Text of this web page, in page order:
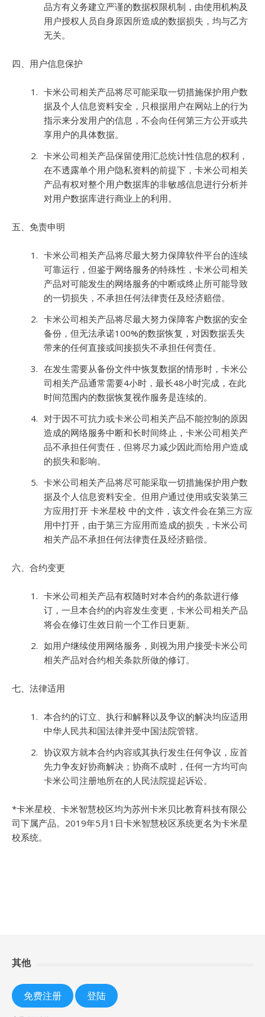
品方有义务建立严谨的数据权限机制，由使用机构及
用户授权人员自身原因所造成的数据损失，均与乙方
无关。
四、用户信息保护
卡米公司相关产品将尽可能采取一切措施保护用户数
据及个人信息资料安全，只根据用户在网站上的行为
指示来分发用户的信息，不会向任何第三方公开或共
享用户的具体数据。
卡米公司相关产品保留使用汇总统计性信息的权利，
在不透露单个用户隐私资料的前提下，卡米公司相关
产品有权对整个用户数据库的非敏感信息进行分析并
对用户数据库进行商业上的利用。
五、免责申明
卡米公司相关产品将尽最大努力保障软件平台的连续
可靠运行，但鉴于网络服务的特殊性，卡米公司相关
产品对可能发生的网络服务的中断或终止所可能导致
的一切损失，不承担任何法律责任及经济赔偿。
卡米公司相关产品将尽最大努力保障客户数据的安全
备份，但无法承诺100%的数据恢复，对因数据丢失
带来的任何直接或间接损失不承担任何责任。
在发生需要从备份文件中恢复数据的情形时，卡米公
司相关产品通常需要4小时，最长48小时完成，在此
时间范围内的数据恢复视作服务是连续的。
对于因不可抗力或卡米公司相关产品不能控制的原因
造成的网络服务中断和长时间终止，卡米公司相关产
品不承担任何责任，但将尽力减少因此而给用户造成
的损失和影响。
卡米公司相关产品将尽可能采取一切措施保护用户数
据及个人信息资料安全。但用户通过使用或安装第三
方应用打开 卡米星校 中的文件，该文件会在第三方应
用中打开，由于第三方应用而造成的损失，卡米公司
相关产品不承担任何法律责任及经济赔偿。
六、合约变更
卡米公司相关产品有权随时对本合约的条款进行修
订，一旦本合约的内容发生变更，卡米公司相关产品
将会在修订生效日前一个工作日更新。
如用户继续使用网络服务，则视为用户接受卡米公司
相关产品对合约相关条款所做的修订。
七、法律适用
本合约的订立、执行和解释以及争议的解决均应适用
中华人民共和国法律并受中国法院管辖。
协议双方就本合约内容或其执行发生任何争议，应首
先力争友好协商解决；协商不成时，任何一方均可向
卡米公司注册地所在的人民法院提起诉讼。
*卡米星校、卡米智慧校区均为苏州卡米贝比教育科技有限公
司下属产品。2019年5月1日卡米智慧校区系统更名为卡米星
校系统。
其他
免费注册 登陆